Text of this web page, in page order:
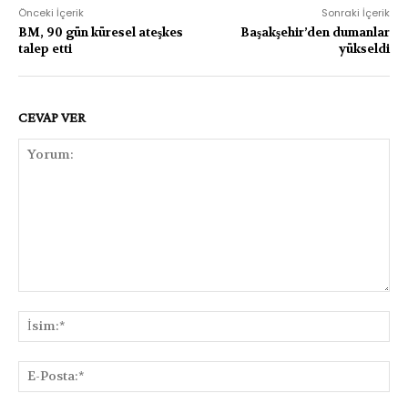
Önceki İçerik
BM, 90 gün küresel ateşkes
talep etti
Sonraki İçerik
Başakşehir’den dumanlar
yükseldi
CEVAP VER